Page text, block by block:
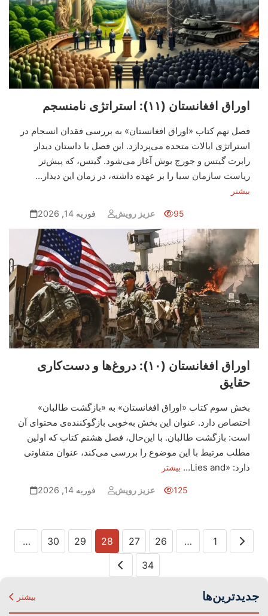
اوراق افغانستان (۱۱): استراتژی نامنسجم
فصل نهم کتاب «اوراق افغانستان» به بررسی فقدان انسجام در
استراتژی ایالات متحده می‌پردازد. این فصل با داستان دیدار
رابرت گیتس و جورج بوش آغاز می‌شود. گیتس، که پیش‌تر
ریاست سازمان سیا را بر عهده داشته، در زمان این دیدار…
بیشتر
فوریه 14, 2026 عزیز رویش 95
اوراق افغانستان (۱۰): دروغ‌ها و دست‌کاری
حقایق
بخش سوم کتاب «اوراق افغانستان» به «بازگشت طالبان»
اختصاص دارد. عنوان این بخش به‌خوبی بازگوکننده‌ی محتوای آن
است: بازگشت طالبان. با این‌حال، فصل هشتم کتاب که اولین
مطلب مرتبط با این موضوع را بررسی می‌کند، عنوان متفاوتی
دارد: «Lies and…
بیشتر
فوریه 14, 2026 عزیز رویش 125
Posts
pagination
1
…
26
27
28
29
30
…
34
جدیدترین‌ها بیشتر